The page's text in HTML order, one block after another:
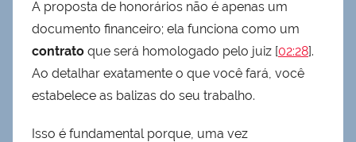
A proposta de honorários não é apenas um
documento financeiro; ela funciona como um
contrato que será homologado pelo juiz [02:28].
Ao detalhar exatamente o que você fará, você
estabelece as balizas do seu trabalho.
Isso é fundamental porque, uma vez